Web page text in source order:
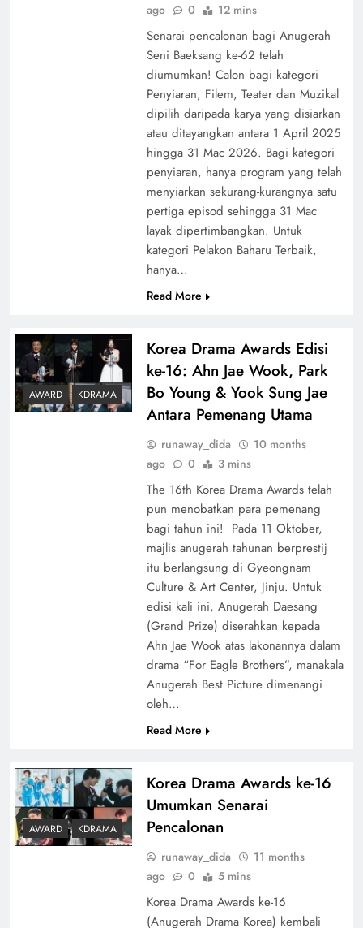
ago
0 12 mins
Senarai pencalonan bagi Anugerah
Seni Baeksang ke-62 telah
diumumkan! Calon bagi kategori
Penyiaran, Filem, Teater dan Muzikal
dipilih daripada karya yang disiarkan
atau ditayangkan antara 1 April 2025
hingga 31 Mac 2026. Bagi kategori
penyiaran, hanya program yang telah
menyiarkan sekurang-kurangnya satu
pertiga episod sehingga 31 Mac
layak dipertimbangkan. Untuk
kategori Pelakon Baharu Terbaik,
hanya…
Read More
AWARD KDRAMA
Korea Drama Awards Edisi
ke-16: Ahn Jae Wook, Park
Bo Young & Yook Sung Jae
Antara Pemenang Utama
runaway_dida
10 months
ago
0 3 mins
The 16th Korea Drama Awards telah
pun menobatkan para pemenang
bagi tahun ini! Pada 11 Oktober,
majlis anugerah tahunan berprestij
itu berlangsung di Gyeongnam
Culture & Art Center, Jinju. Untuk
edisi kali ini, Anugerah Daesang
(Grand Prize) diserahkan kepada
Ahn Jae Wook atas lakonannya dalam
drama “For Eagle Brothers”, manakala
Anugerah Best Picture dimenangi
oleh…
Read More
AWARD KDRAMA
Korea Drama Awards ke-16
Umumkan Senarai
Pencalonan
runaway_dida
11 months
ago
0 5 mins
Korea Drama Awards ke-16
(Anugerah Drama Korea) kembali